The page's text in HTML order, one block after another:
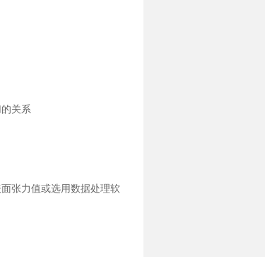
关系
张力值或选用数据处理软